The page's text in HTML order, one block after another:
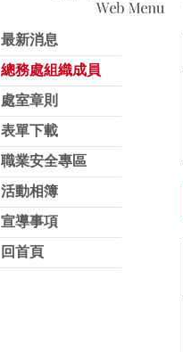
最新消息
總務處組織成員
處室章則
表單下載
職業安全專區
活動相簿
宣導事項
回首頁